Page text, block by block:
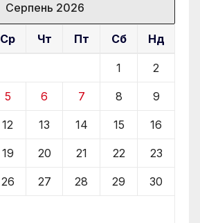
Серпень 2026
Ср Чт Пт Сб Нд
1 2
5 6 7 8 9
12 13 14 15 16
19 20 21 22 23
26 27 28 29 30